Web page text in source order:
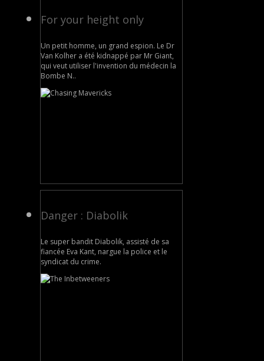
For your height only
Un petit homme, un grand espion. Le Dr
Van Kolher a été kidnappé par Mr Giant,
qui veut utiliser l'invention du médecin la
Bombe N..
Danger : Diabolik
Le super bandit Diabolik, assisté de sa
fiancée Eva Kant, nargue la police et le
syndicat du crime.